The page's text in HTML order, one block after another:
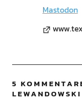
Mastodon
5